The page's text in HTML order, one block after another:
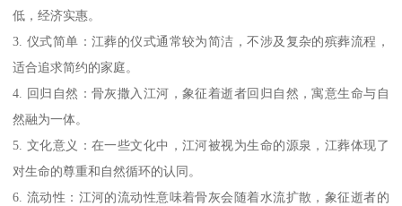
低，经济实惠。
3. 仪式简单：江葬的仪式通常较为简洁，不涉及复杂的殡葬流程，
适合追求简约的家庭。
4. 回归自然：骨灰撒入江河，象征着逝者回归自然，寓意生命与自
然融为一体。
5. 文化意义：在一些文化中，江河被视为生命的源泉，江葬体现了
对生命的尊重和自然循环的认同。
6. 流动性：江河的流动性意味着骨灰会随着水流扩散，象征逝者的